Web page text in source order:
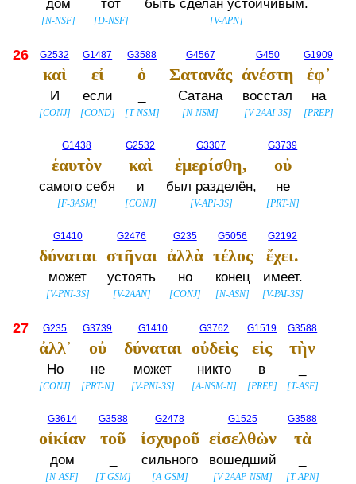
дом
[N-NSF]
тот
[D-NSF]
быть сделан устойчивым.
[V-APN]
26 G2532
καὶ
И
[CONJ]
G1487
εἰ
если
[COND]
G3588
ὁ
[T-NSM]
G4567
Σατανᾶς
Сатана
[N-NSM]
G450
ἀνέστη
восстал
[V-2AAI-3S]
G1909
ἐφ᾽
на
[PREP]
G1438
ἑαυτὸν
самого себя
[F-3ASM]
G2532
καὶ
и
[CONJ]
G3307
ἐμερίσθη,
был разделён,
[V-API-3S]
G3739
οὐ
не
[PRT-N]
G1410
δύναται
может
[V-PNI-3S]
G2476
στῆναι
устоять
[V-2AAN]
G235
ἀλλὰ
но
[CONJ]
G5056
τέλος
конец
[N-ASN]
G2192
ἔχει.
имеет.
[V-PAI-3S]
27 G235
ἀλλ᾽
Но
[CONJ]
G3739
οὐ
не
[PRT-N]
G1410
δύναται
может
[V-PNI-3S]
G3762
οὐδεὶς
никто
[A-NSM-N]
G1519
εἰς
в
[PREP]
G3588
τὴν
[T-ASF]
G3614
οἰκίαν
дом
[N-ASF]
G3588
τοῦ
[T-GSM]
G2478
ἰσχυροῦ
сильного
[A-GSM]
G1525
εἰσελθὼν
вошедший
[V-2AAP-NSM]
G3588
τὰ
[T-APN]